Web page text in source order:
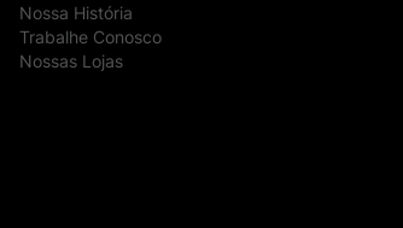
Nossa História
Trabalhe Conosco
Nossas Lojas